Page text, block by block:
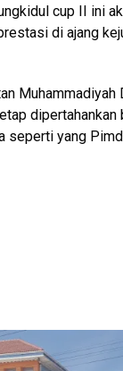
cup II ini
di ajang
Muhammadiyah
dipertahankan
seperti yang